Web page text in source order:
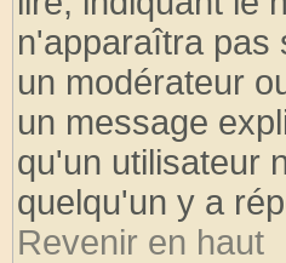
n'apparaîtra pas
un modérateur
un message
qu'un utilisateur
quelqu'un y a
Revenir en haut